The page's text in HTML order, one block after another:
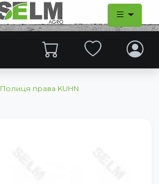
Полиця права KUHN